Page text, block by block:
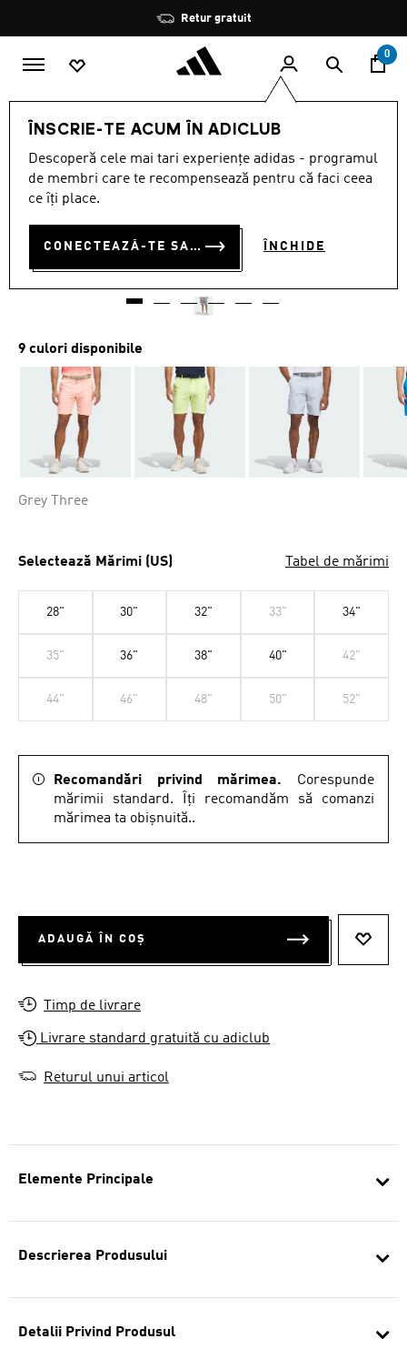
Oprește
rotația
Retur gratuit
0
ÎNSCRIE-TE ACUM ÎN ADICLUB
Descoperă cele mai tari experiențe adidas - programul
de membri care te recompensează pentru că faci ceea
ce îți place.
CONECTEAZĂ-TE SAU ÎNSCRIE-TE ACUM ÎNCHIDE
Elemente Principale
Descrierea Produsului
Detalii Privind Produsul
BĂRBAȚI ÎMBRĂCĂMINTE
PANTALONI SCURȚI DE
GOLF ULTIMATE365 DE 21,5
CM
RON 350.00
9 culori disponibile
Grey Three
Selectează Mărimi (US) Tabel de mărimi
28" 30" 32" 33" 34"
35" 36" 38" 40" 42"
44" 46" 48" 50" 52"
Recomandări privind mărimea. Corespunde
mărimii standard. Îți recomandăm să comanzi
mărimea ta obișnuită..
ADAUGĂ ÎN COȘ
Timp de livrare
Livrare standard gratuită cu adiclub
Returul unui articol